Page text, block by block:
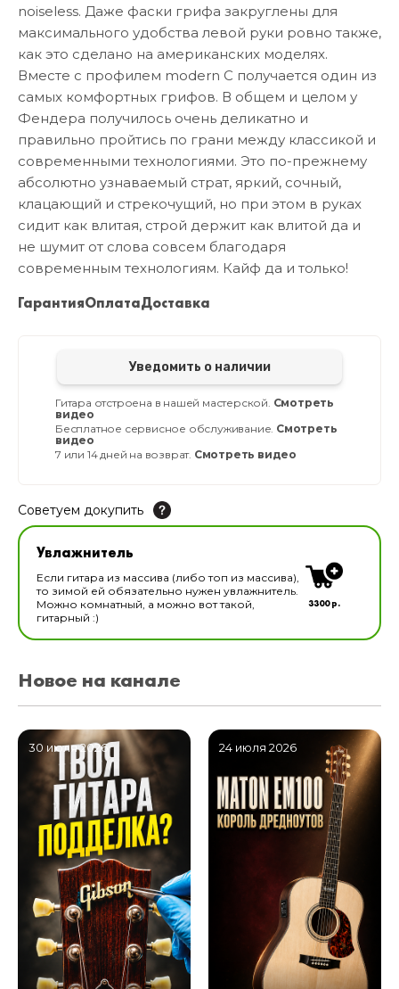
noiseless. Даже фаски грифа закруглены для
максимального удобства левой руки ровно также,
как это сделано на американских моделях.
Вместе с профилем modern C получается один из
самых комфортных грифов. В общем и целом у
Фендера получилось очень деликатно и
правильно пройтись по грани между классикой и
современными технологиями. Это по-прежнему
абсолютно узнаваемый страт, яркий, сочный,
клацающий и стрекочущий, но при этом в руках
сидит как влитая, строй держит как влитой да и
не шумит от слова совсем благодаря
современным технологиям. Кайф да и только!
ГарантияОплатаДоставка
Уведомить о наличии
Гитара отстроена в нашей мастерской. Смотреть
видео
Бесплатное сервисное обслуживание. Смотреть
видео
7 или 14 дней на возврат. Смотреть видео
Советуем докупить
Увлажнитель для музыкальных инструментов
В наличии
Увлажнитель
Если гитара из массива (либо топ из массива),
то зимой ей обязательно нужен увлажнитель.
Можно комнатный, а можно вот такой,
гитарный :)
3300 р.
Новое на канале
30 июля 2026 24 июля 2026